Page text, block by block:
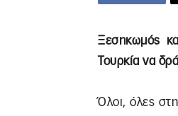
Ξεσηκωμός
Τουρκία να
Όλοι, όλες